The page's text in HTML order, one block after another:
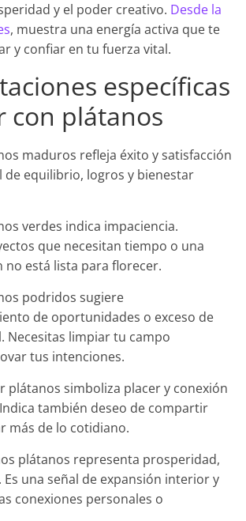
y el poder creativo. Desde la
, muestra una energía activa que te
y confiar en tu fuerza vital.
específicas
con plátanos
maduros refleja éxito y satisfacción
de equilibrio, logros y bienestar
verdes indica impaciencia.
que necesitan tiempo o una
no está lista para florecer.
podridos sugiere
de oportunidades o exceso de
Necesitas limpiar tu campo
tus intenciones.
plátanos simboliza placer y conexión
también deseo de compartir
más de lo cotidiano.
plátanos representa prosperidad,
una señal de expansión interior y
conexiones personales o